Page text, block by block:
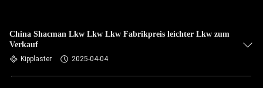
China Shacman Lkw Lkw Lkw Fabrikpreis leichter Lkw zum
Verkauf
Kipplaster 2025-04-04